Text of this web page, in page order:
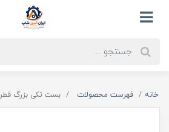
خانه فهرست محصولات بست تکی بزرگ قطر ۱۲ کد 00202116